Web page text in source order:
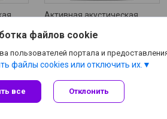
Активная акустическая
файлов cookie
пользователей портала и
файлы cookies или отключить их.
все Отклонить